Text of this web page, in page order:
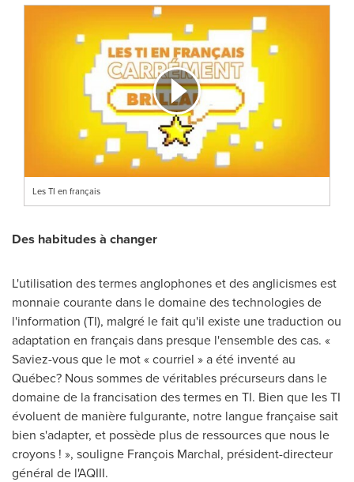
Les TI en français
Des habitudes à changer
L'utilisation des termes anglophones et des anglicismes est
monnaie courante dans le domaine des technologies de
l'information (TI), malgré le fait qu'il existe une traduction ou
adaptation en français dans presque l'ensemble des cas. «
Saviez-vous que le mot « courriel » a été inventé au
Québec? Nous sommes de véritables précurseurs dans le
domaine de la francisation des termes en TI. Bien que les TI
évoluent de manière fulgurante, notre langue française sait
bien s'adapter, et possède plus de ressources que nous le
croyons ! », souligne François Marchal, président-directeur
général de l'AQIII.